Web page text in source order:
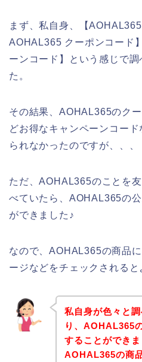
まず、私自身、【
AOHAL365 クーポンコード
ーンコード】という感じで
た。
その結果、AOHAL365のク
どお得なキャンペーンコー
られなかったのですが、、、
ただ、AOHAL365のことを
べていたら、AOHAL365の
ができました♪
なので、AOHAL365の商品
ージなどをチェックされると
私自身が色々と
り、AOHAL365
することができま
AOHAL365の商